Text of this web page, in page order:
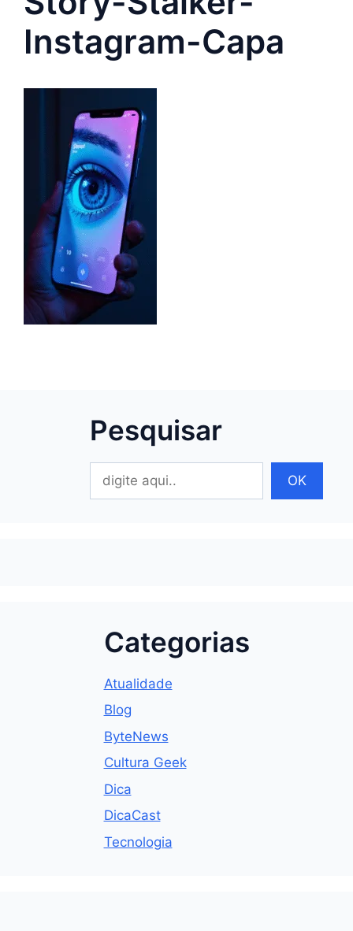
Instagram-Capa
Pesquisar
OK
Categorias
Atualidade
Blog
ByteNews
Cultura Geek
Dica
DicaCast
Tecnologia